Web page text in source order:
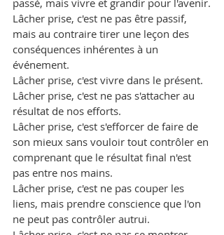
passé, mais vivre et grandir pour l'avenir.
Lâcher prise, c'est ne pas être passif,
mais au contraire tirer une leçon des
conséquences inhérentes à un
événement.
Lâcher prise, c'est vivre dans le présent.
Lâcher prise, c'est ne pas s'attacher au
résultat de nos efforts.
Lâcher prise, c'est s'efforcer de faire de
son mieux sans vouloir tout contrôler en
comprenant que le résultat final n'est
pas entre nos mains.
Lâcher prise, c'est ne pas couper les
liens, mais prendre conscience que l'on
ne peut pas contrôler autrui.